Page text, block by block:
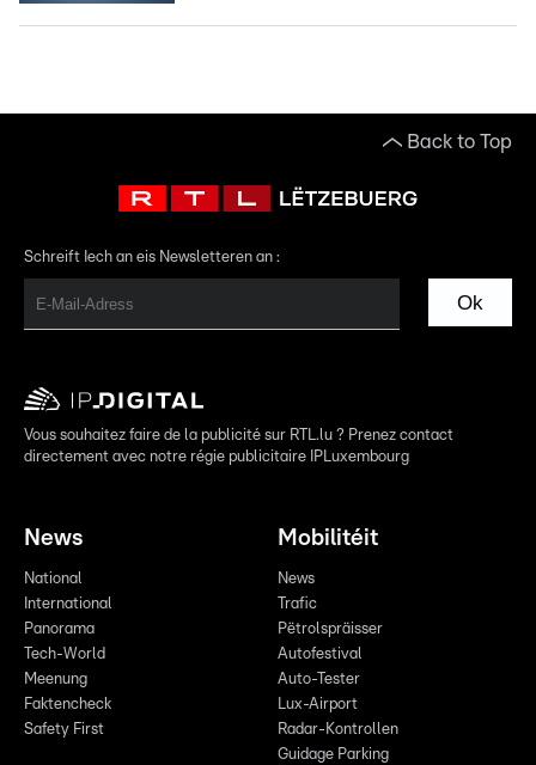
Back to Top
Schreift Iech an eis Newsletteren an :
Ok
Vous souhaitez faire de la publicité sur RTL.lu ? Prenez contact
directement avec notre régie publicitaire IPLuxembourg
News
National
International
Panorama
Tech-World
Meenung
Faktencheck
Safety First
Mobilitéit
News
Trafic
Pëtrolspräisser
Autofestival
Auto-Tester
Lux-Airport
Radar-Kontrollen
Guidage Parking